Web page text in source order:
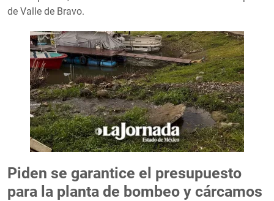
de Valle de Bravo.
Piden se garantice el presupuesto
para la planta de bombeo y cárcamos